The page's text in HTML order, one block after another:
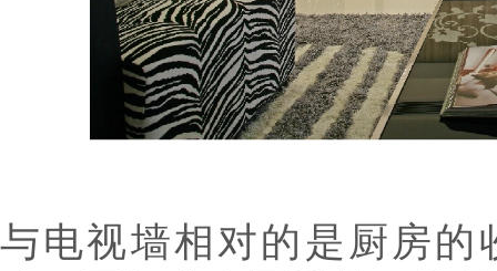
与电视墙相对的是厨房的